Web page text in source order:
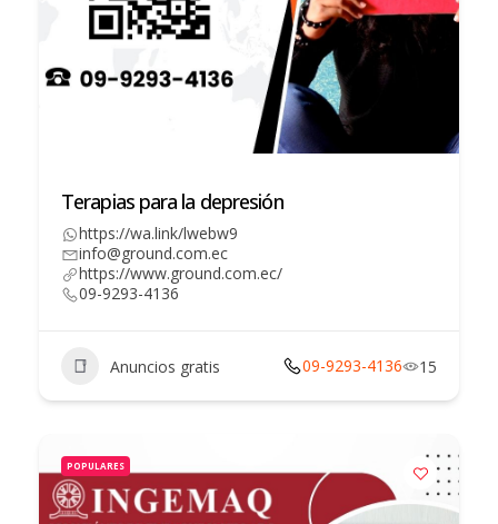
Terapias para la depresión
https://wa.link/lwebw9
info@ground.com.ec
https://www.ground.com.ec/
09-9293-4136
Anuncios gratis 09-9293-4136 15
POPULARES